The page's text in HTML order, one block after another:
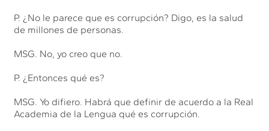
P. ¿No le parece que es corrupción? Digo, es la salud
de millones de personas.
MSG. No, yo creo que no.
P. ¿Entonces qué es?
MSG. Yo difiero. Habrá que definir de acuerdo a la Real
Academia de la Lengua qué es corrupción.